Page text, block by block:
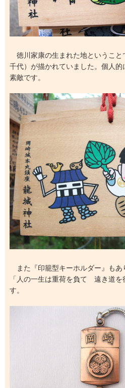
徳川家康の生まれた地ということ
千代）が描かれていました。個人
素敵です。
また『印籠型キーホルダー』もあ
「人の一生は重荷を負て 遠き道を
す。